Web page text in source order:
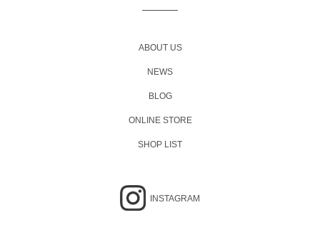
ABOUT US
NEWS
BLOG
ONLINE STORE
SHOP LIST
INSTAGRAM